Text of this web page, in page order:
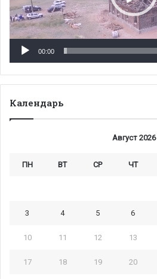
00:00
Календарь
Август 2026
ПН ВТ СР ЧТ
3 4 5 6
10 11 12 13
17 18 19 20